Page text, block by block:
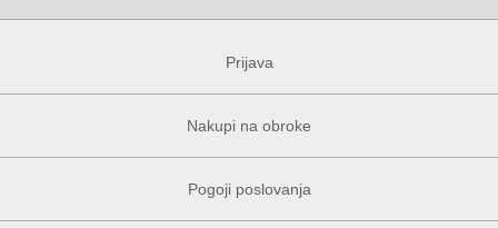
Prijava
Nakupi na obroke
Pogoji poslovanja